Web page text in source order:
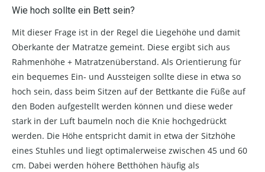
Wie hoch sollte ein Bett sein?
Mit dieser Frage ist in der Regel die Liegehöhe und damit
Oberkante der Matratze gemeint. Diese ergibt sich aus
Rahmenhöhe + Matratzenüberstand. Als Orientierung für
ein bequemes Ein- und Aussteigen sollte diese in etwa so
hoch sein, dass beim Sitzen auf der Bettkante die Füße auf
den Boden aufgestellt werden können und diese weder
stark in der Luft baumeln noch die Knie hochgedrückt
werden. Die Höhe entspricht damit in etwa der Sitzhöhe
eines Stuhles und liegt optimalerweise zwischen 45 und 60
cm. Dabei werden höhere Betthöhen häufig als